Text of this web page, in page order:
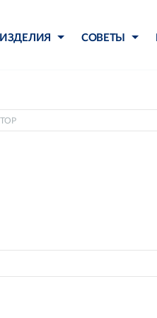
ИЗДЕЛИЯ СОВЕТЫ